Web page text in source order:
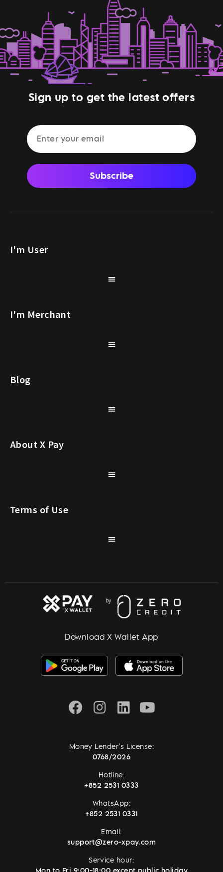
Sign up to get the latest offers
Subscribe
I'm User
I'm Merchant
Blog
About X Pay
Terms of Use
Download X Wallet App
Money Lender's License:
0768/2026
Hotline:
+852 2531 0333
WhatsApp:
+852 2531 0331
Email:
support@zero-xpay.com
Service hour: